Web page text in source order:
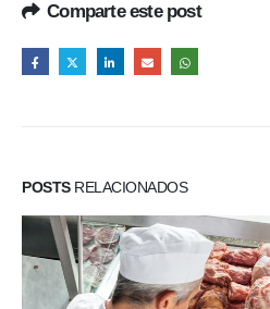
Comparte este post
POSTSRELACIONADOS